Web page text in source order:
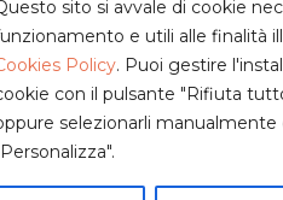
sito si avvale di cookie
e utili alle finalità
Policy. Puoi gestire
con il pulsante "Rifiuta
selezionarli manualmente